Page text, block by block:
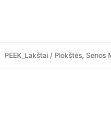
PEEK_Lakštai / Plokštės, Senos